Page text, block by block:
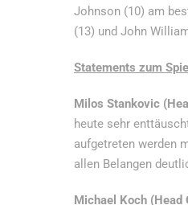
Johnson (10) am
(13) und John
Statements zum Spiel
Milos Stankovic
heute sehr
aufgetreten werden
allen Belangen
Michael Koch